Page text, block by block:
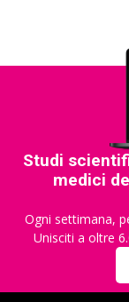
Studi
medici
Ogni settimana,
Unisciti a oltre